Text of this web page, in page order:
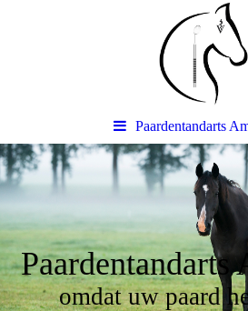
Paardentandarts
Paardentandarts
omdat uw paard